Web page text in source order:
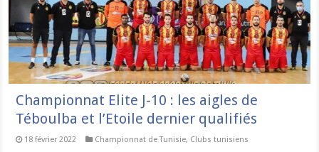
Championnat Elite J-10 : les aigles de
Téboulba et l’Etoile dernier qualifiés
18 février 2022 Championnat de Tunisie, Clubs tunisiens